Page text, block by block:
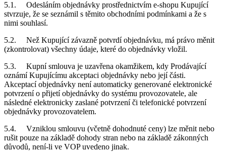
5.1. Odesláním objednávky prostřednictvím e-shopu Kupující
stvrzuje, že se seznámil s těmito obchodními podmínkami a že s
nimi souhlasí.
5.2. Než Kupující závazně potvrdí objednávku, má právo měnit
(zkontrolovat) všechny údaje, které do objednávky vložil.
5.3. Kupní smlouva je uzavřena okamžikem, kdy Prodávající
oznámí Kupujícímu akceptaci objednávky nebo její části.
Akceptací objednávky není automaticky generované elektronické
potvrzení o přijetí objednávky do systému provozovatele, ale
následné elektronicky zaslané potvrzení či telefonické potvrzení
objednávky provozovatelem.
5.4. Vzniklou smlouvu (včetně dohodnuté ceny) lze měnit nebo
rušit pouze na základě dohody stran nebo na základě zákonných
důvodů, není-li ve VOP uvedeno jinak.